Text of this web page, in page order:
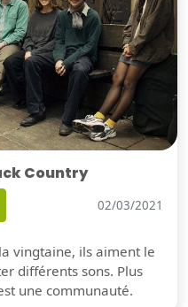
Country
02/03/2021
vingtaine, ils aiment le
différents sons. Plus
une communauté.